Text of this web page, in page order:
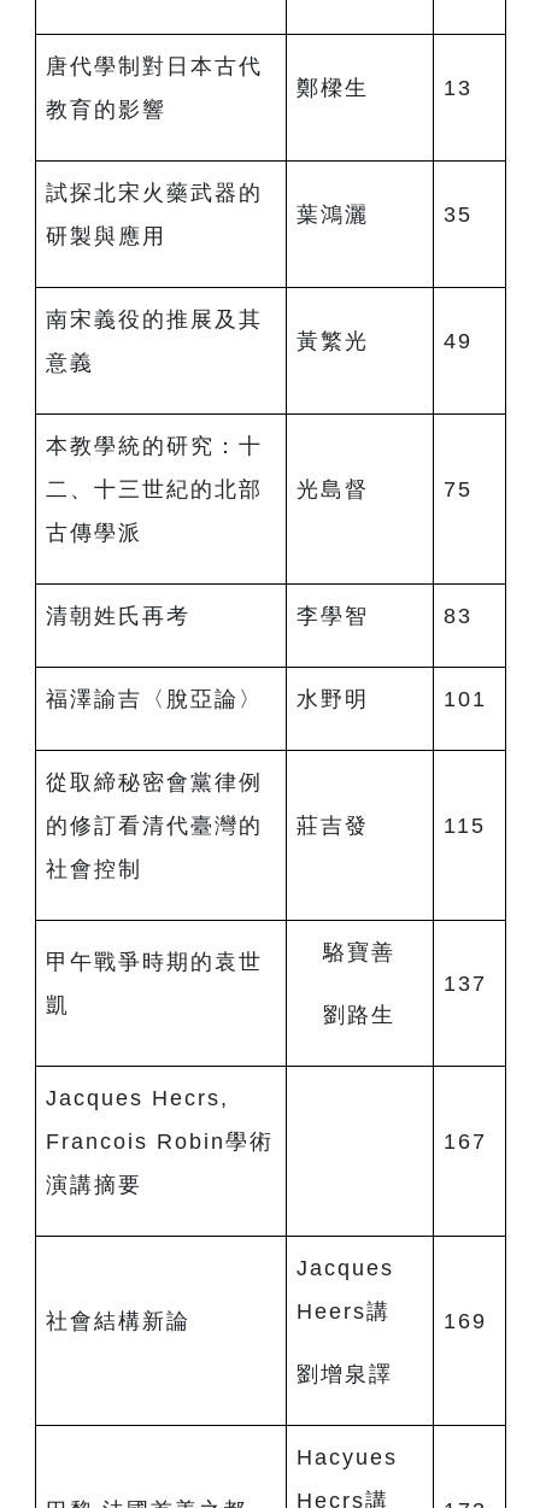
唐代學制對日本古代
教育的影響
鄭樑生 13
試探北宋火藥武器的
研製與應用
葉鴻灑 35
南宋義役的推展及其
意義
黃繁光 49
本教學統的研究：十
二、十三世紀的北部
古傳學派
光島督 75
清朝姓氏再考 李學智 83
福澤諭吉〈脫亞論〉 水野明 101
從取締秘密會黨律例
的修訂看清代臺灣的
社會控制
莊吉發 115
甲午戰爭時期的袁世
凱
駱寶善
劉路生
137
Jacques Hecrs,
Francois Robin學術
演講摘要
167
社會結構新論
Jacques
Heers講
劉增泉譯
169
Hacyues
Hecrs講